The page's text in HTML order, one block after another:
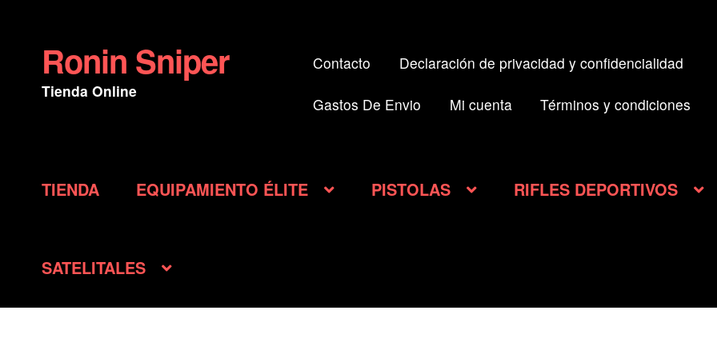
Ir
a
la
Ir
al
contenido
Ronin Sniper
Tienda Online
Contacto Declaración de privacidad y confidencialidad
Gastos De Envio Mi cuenta Términos y condiciones
TIENDA EQUIPAMIENTO ÉLITE PISTOLAS RIFLES DEPORTIVOS
SATELITALES